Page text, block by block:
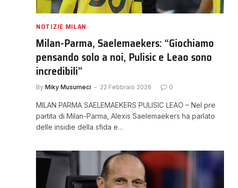
NOTIZIE MILAN
Milan-Parma, Saelemaekers: “Giochiamo
pensando solo a noi, Pulisic e Leao sono
incredibili”
By Miky Musumeci 22 Febbraio 2026 0
MILAN PARMA SAELEMAEKERS PULISIC LEAO – Nel pre
partita di Milan-Parma, Alexis Saelemaekers ha parlato
delle insidie della sfida e…